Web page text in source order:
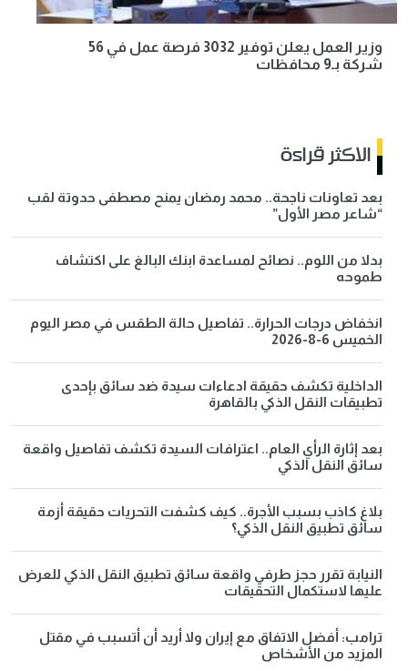
وزير العمل يعلن توفير 3032 فرصة عمل في 56
شركة بـ9 محافظات
الاكثر قراءة
بعد تعاونات ناجحة.. محمد رمضان يمنح مصطفى حدوتة لقب
“شاعر مصر الأول”
بدلا من اللوم.. نصائح لمساعدة ابنك البالغ على اكتشاف
طموحه
انخفاض درجات الحرارة.. تفاصيل حالة الطقس في مصر اليوم
الخميس 6-8-2026
الداخلية تكشف حقيقة ادعاءات سيدة ضد سائق بإحدى
تطبيقات النقل الذكي بالقاهرة
بعد إثارة الرأي العام.. اعترافات السيدة تكشف تفاصيل واقعة
سائق النقل الذكي
بلاغ كاذب بسبب الأجرة.. كيف كشفت التحريات حقيقة أزمة
سائق تطبيق النقل الذكي؟
النيابة تقرر حجز طرفي واقعة سائق تطبيق النقل الذكي للعرض
عليها لاستكمال التحقيقات
ترامب: أفضل الاتفاق مع إيران ولا أريد أن أتسبب في مقتل
المزيد من الأشخاص